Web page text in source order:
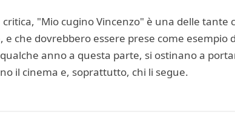
"Mio cugino Vincenzo" è una delle
che dovrebbero essere prese come esempio
anno a questa parte, si ostinano a
il cinema e, soprattutto, chi li segue.